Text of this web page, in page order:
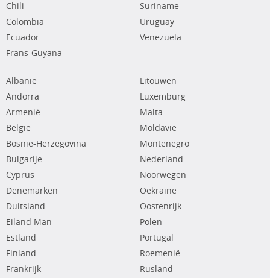
Chili
Colombia
Ecuador
Frans-Guyana
Suriname
Uruguay
Venezuela
Albanië
Andorra
Armenië
België
Bosnië-Herzegovina
Bulgarije
Cyprus
Denemarken
Duitsland
Eiland Man
Estland
Finland
Frankrijk
Litouwen
Luxemburg
Malta
Moldavië
Montenegro
Nederland
Noorwegen
Oekraïne
Oostenrijk
Polen
Portugal
Roemenië
Rusland